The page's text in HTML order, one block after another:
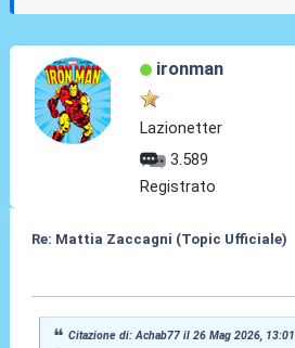
ironman
Lazionetter
3.589
Registrato
Re: Mattia Zaccagni (Topic Ufficiale)
Citazione di: Achab77 il 26 Mag 2026, 13:01